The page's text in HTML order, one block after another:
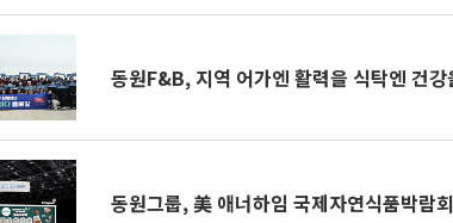
동원F&B, 지역 어가엔 활력을 식탁엔 건
동원그룹, 美 애너하임 국제자연식품박람